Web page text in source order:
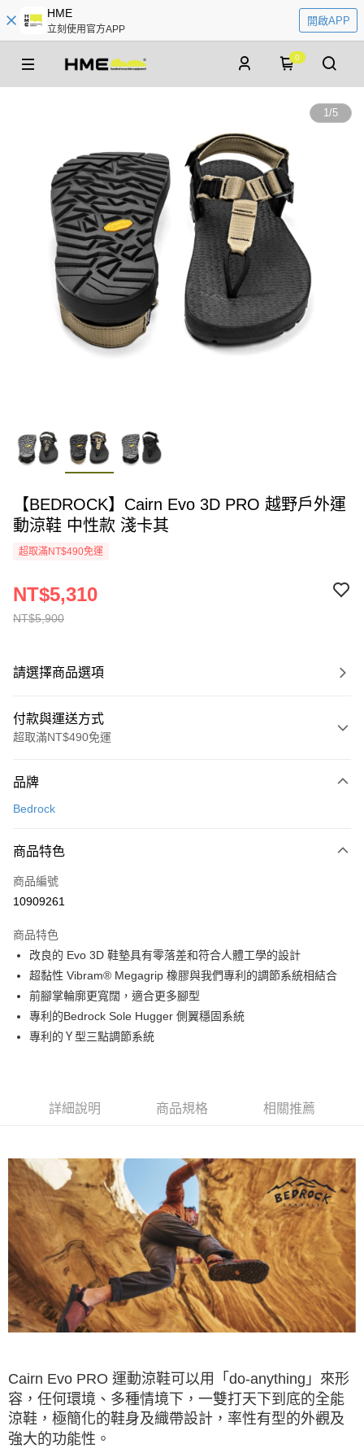
HME
立刻使用官方APP
開啟APP
0
1/5
【BEDROCK】Cairn Evo 3D PRO 越野戶外運
動涼鞋 中性款 淺卡其
超取滿NT$490免運
NT$5,900
NT$5,310
請選擇商品選項
付款與運送方式
超取滿NT$490免運
信用卡一次付款
3 期 0 利率 每期
合作金庫商業銀行
上海商業儲蓄銀行
臺灣中小企業銀行
匯豐（台灣）商業銀行
華泰商業銀行
聯邦商業銀行
遠東國際商業銀行
元大商業銀行
永豐商業銀行
玉山商業銀行
星展（台灣）商業銀行
台灣樂天信用卡公司
超商取貨付款
LINE Pay
Apple Pay
ATM付款
運送方式
全家取貨付款
每筆NT$60，滿NT$490(含以上)免運費
每筆NT$60，滿NT$490(含以上)免運費
付款後7-11取貨
每筆NT$60，滿NT$490(含以上)免運費
宅配
每筆NT$80，滿NT$490(含以上)免運費
離島宅配
每筆NT$80，滿NT$490(含以上)免運費
品牌
Bedrock
商品特色
商品編號
10909261
商品特色
改良的 Evo 3D 鞋墊具有零落差和符合人體工學的設計
超黏性 Vibram® Megagrip 橡膠與我們專利的調節系統相結合
前腳掌輪廓更寬闊，適合更多腳型
專利的Bedrock Sole Hugger 側翼穩固系統
專利的Ｙ型三點調節系統
詳細說明 商品規格 相關推薦
Cairn Evo PRO 運動涼鞋可以用「do-anything」來形
容，任何環境、多種情境下，一雙打天下到底的全能
涼鞋，極簡化的鞋身及織帶設計，率性有型的外觀及
強大的功能性。